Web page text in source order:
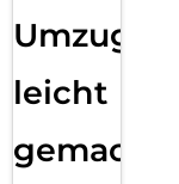
Umzug
leicht
gemacht!